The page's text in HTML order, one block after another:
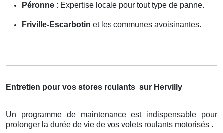
Péronne : Expertise locale pour tout type de panne.
Friville-Escarbotin et les communes avoisinantes.
Entretien pour vos stores roulants sur Hervilly
Un programme de maintenance est indispensable pour
prolonger la durée de vie de vos volets roulants motorisés .